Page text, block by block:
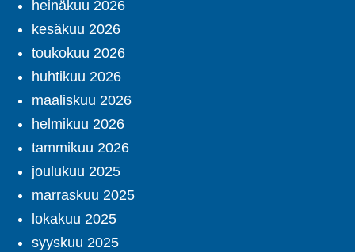
heinäkuu 2026
kesäkuu 2026
toukokuu 2026
huhtikuu 2026
maaliskuu 2026
helmikuu 2026
tammikuu 2026
joulukuu 2025
marraskuu 2025
lokakuu 2025
syyskuu 2025